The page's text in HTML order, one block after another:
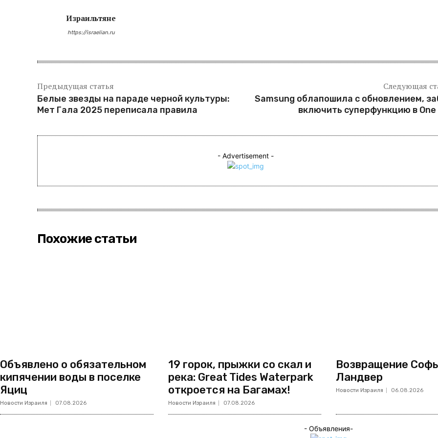
Израильтяне
https://israelian.ru
Предыдущая статья
Белые звезды на параде черной культуры:
Мет Гала 2025 переписала правила
Следующая
Samsung облапошила с обновлением,
включить суперфункцию в One
- Advertisement -
Похожие статьи
Объявлено о обязательном
кипячении воды в поселке
Яциц
Новости Израиля 07.08.2026
19 горок, прыжки со скал и
река: Great Tides Waterpark
откроется на Багамах!
Новости Израиля 07.08.2026
Возвращение
Ландвер
Новости Израиля 06.08.2026
- Объявления-